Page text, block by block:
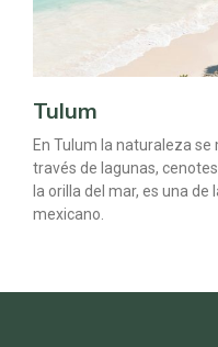
Tulum
En Tulum la naturaleza
través de lagunas,
la orilla del mar, es una
mexicano.